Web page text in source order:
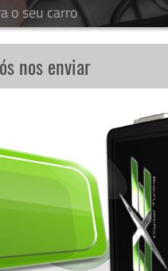
o seu carro
nos enviar